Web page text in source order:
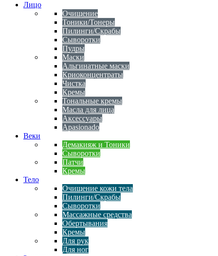
Лицо
Очищение
Тоники/Тонеры
Пилинги/Скрабы
Сыворотки
Пудры
Маски
Альгинатные маски
Криоконцентраты
Чистка
Кремы
Тональные кремы
Масла для лица
Аксессуары
Apasionado
Веки
Демакияж и Тоники
Сыворотки
Патчи
Кремы
Тело
Очищение кожи тела
Пилинги/Скрабы
Сыворотки
Массажные средства
Обертывания
Кремы
Для рук
Для ног